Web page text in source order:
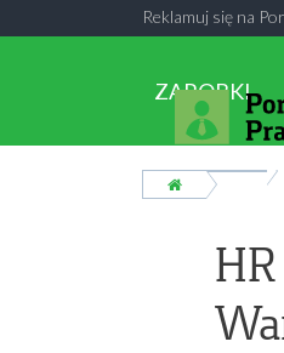
Reklamuj się na
ZAROBKI